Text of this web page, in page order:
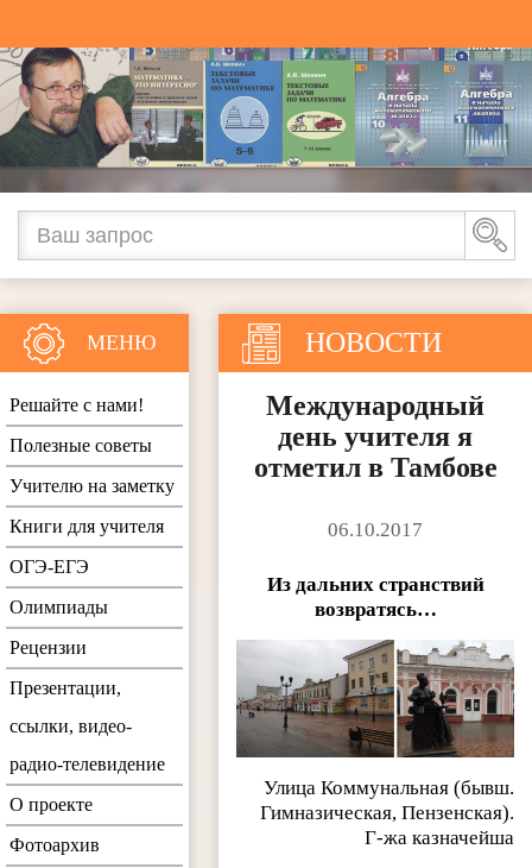
НОВОСТИ
Международный
день учителя я
отметил в Тамбове
06.10.2017
Из дальних странствий
возвратясь…
Улица Коммунальная (бывш.
Гимназическая, Пензенская).
Г-жа казначейша
МЕНЮ
Решайте с нами!
Полезные советы
Учителю на заметку
Книги для учителя
ОГЭ-ЕГЭ
Олимпиады
Рецензии
Презентации,
ссылки, видео-
радио-телевидение
О проекте
Фотоархив